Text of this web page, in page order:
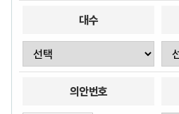
의안정보
대수
의안번호